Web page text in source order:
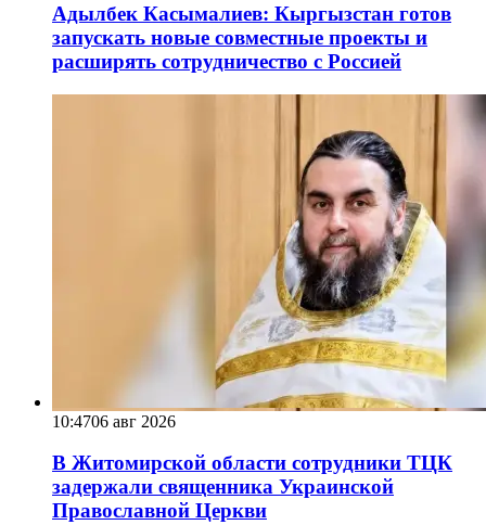
Адылбек Касымалиев: Кыргызстан готов
запускать новые совместные проекты и
расширять сотрудничество с Россией
10:4706 авг 2026
В Житомирской области сотрудники ТЦК
задержали священника Украинской
Православной Церкви